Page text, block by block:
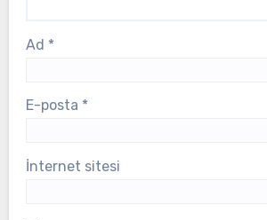
Ad *
E-posta *
İnternet sitesi